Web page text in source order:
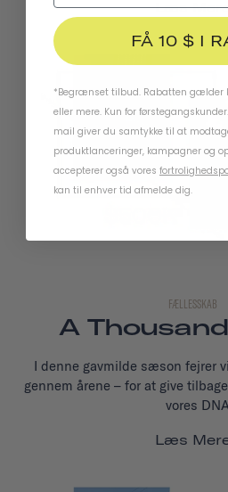
Læs
FÆLLESSKAB
A
I denne gavmilde sæson fejrer
gennem årene – for at give
vores
Læs
FÅ 10 $ I
*Begrænset tilbud. Rabatten gælder
eller mere. Kun for
mail giver du samtykke til at
produktlanceringer, kampagner og
accepterer også vores
kan til enhver tid afmelde dig.